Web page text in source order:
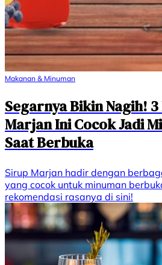
Makanan & Minuman
Segarnya Bikin Nagih!
Marjan Ini Cocok Jadi
Saat Berbuka
Sirup Marjan hadir dengan
yang cocok untuk minuman
rekomendasi rasanya di sini!